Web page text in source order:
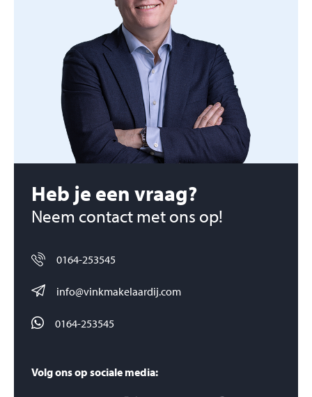
Heb je een vraag?
Neem contact met ons op!
0164-253545
info@vinkmakelaardij.com
0164-253545
Volg ons op sociale media: